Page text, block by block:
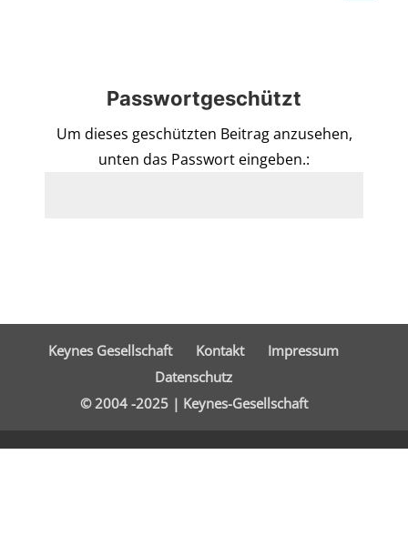
Passwortgeschützt
Um dieses geschützten Beitrag anzusehen,
unten das Passwort eingeben.:
Keynes Gesellschaft Kontakt
Impressum
Datenschutz
© 2004 -2025 | Keynes-Gesellschaft